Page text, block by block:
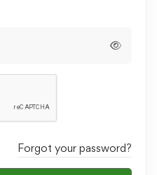
Forgot your password?